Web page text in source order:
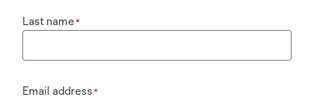
Last name*
Email address *